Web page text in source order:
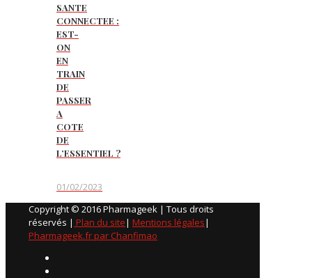
SANTE
CONNECTEE :
EST-
ON
EN
TRAIN
DE
PASSER
A
COTE
DE
L’ESSENTIEL ?
01/02/2023
Copyright © 2016 Pharmageek | Tous droits
réservés | Plan du site| Mentions légales|
Pharmageek.fr par Chanfimao